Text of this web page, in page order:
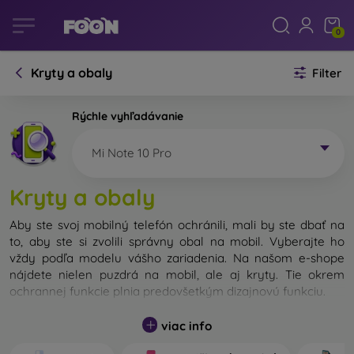
0
Kryty a obaly Filter
Rýchle vyhľadávanie
Mi Note 10 Pro
Kryty a obaly
Aby ste svoj mobilný telefón ochránili, mali by ste dbať na
to, aby ste si zvolili správny obal na mobil. Vyberajte ho
vždy podľa modelu vášho zariadenia. Na našom e-shope
nájdete nielen puzdrá na mobil, ale aj kryty. Tie okrem
ochrannej funkcie plnia predovšetkým dizajnovú funkciu.
Kryt na mobil môžeme nazvať tiež zadný kryt. Je určený na
ochranu zadnej časti telefónu. Jednotlivé kryty na mobil sa
viac info